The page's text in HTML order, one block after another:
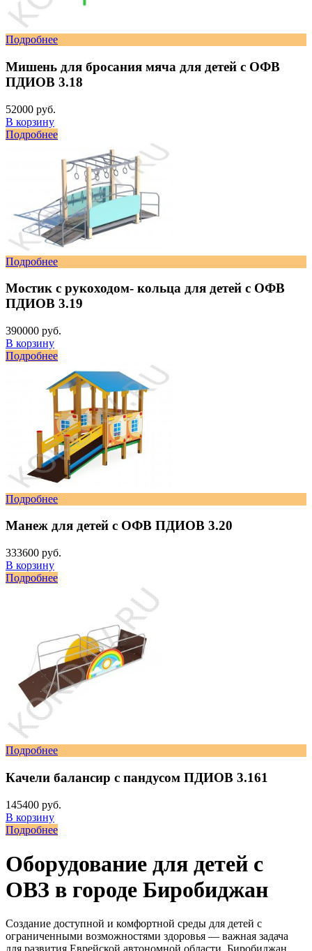
Подробнее
Мишень для бросания мяча для детей с ОФВ
ПДИОВ 3.18
52000 руб.
В корзину
Подробнее
Подробнее
Мостик с рукоходом- кольца для детей с ОФВ
ПДИОВ 3.19
390000 руб.
В корзину
Подробнее
Подробнее
Манеж для детей с ОФВ ПДИОВ 3.20
333600 руб.
В корзину
Подробнее
Подробнее
Качели балансир с пандусом ПДИОВ 3.161
145400 руб.
В корзину
Подробнее
Оборудование для детей с
ОВЗ в городе Биробиджан
Создание доступной и комфортной среды для детей с
ограниченными возможностями здоровья — важная задача